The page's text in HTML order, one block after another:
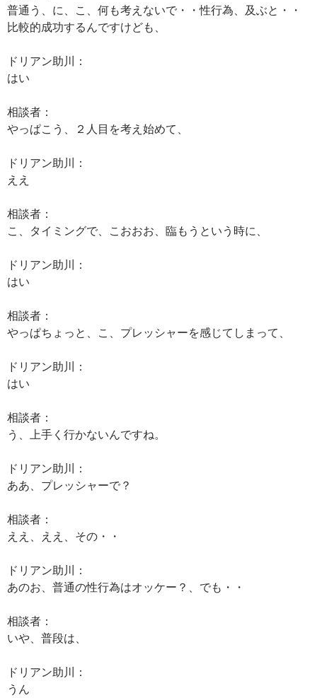
普通う、に、こ、何も考えないで・・性行為、及ぶと・・
比較的成功するんですけども、
ドリアン助川：
はい
相談者：
やっぱこう、２人目を考え始めて、
ドリアン助川：
ええ
相談者：
こ、タイミングで、こおおお、臨もうという時に、
ドリアン助川：
はい
相談者：
やっぱちょっと、こ、プレッシャーを感じてしまって、
ドリアン助川：
はい
相談者：
う、上手く行かないんですね。
ドリアン助川：
ああ、プレッシャーで？
相談者：
ええ、ええ、その・・
ドリアン助川：
あのお、普通の性行為はオッケー？、でも・・
相談者：
いや、普段は、
ドリアン助川：
うん